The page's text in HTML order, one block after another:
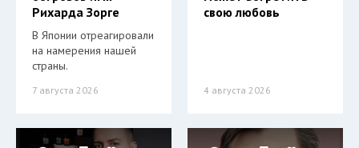
Рихарда Зорге
В Японии отреагировали
на намерения нашей
страны.
7 августа 2026
свою любовь
4 августа 2026